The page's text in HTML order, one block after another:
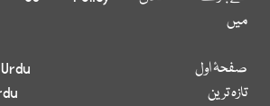
میں
صفحۂ اول
تازہ ترین